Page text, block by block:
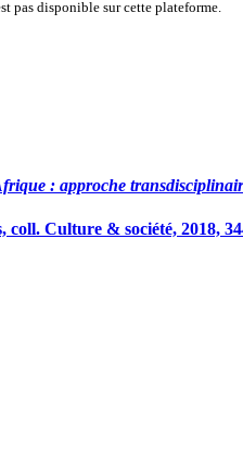
pas disponible sur cette plateforme.
: approche
coll. Culture & société, 2018,